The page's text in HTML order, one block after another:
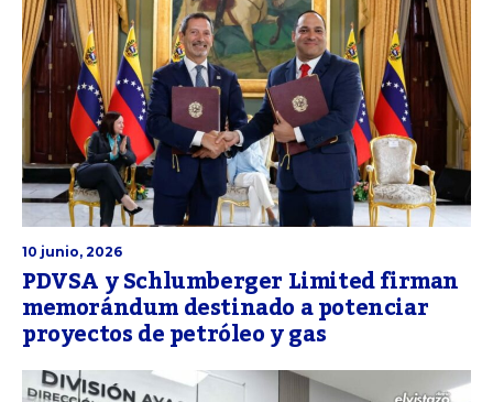
10 junio, 2026
PDVSA y Schlumberger Limited firman
memorándum destinado a potenciar
proyectos de petróleo y gas